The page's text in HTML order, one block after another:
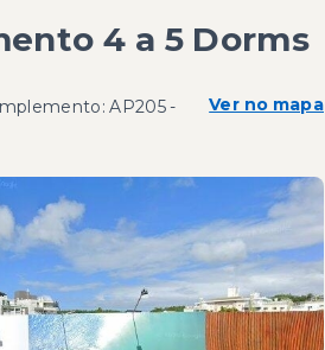
4 a 5 Dorms
AP205-
Ver no mapa